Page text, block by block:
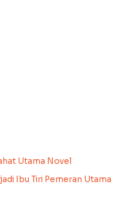
Utama Novel
Ibu Tiri Pemeran Utama